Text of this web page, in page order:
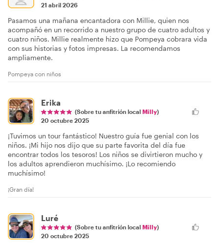
21 abril 2026
Pasamos una mañana encantadora con Millie, quien nos
acompañó en un recorrido a nuestro grupo de cuatro adultos y
cuatro niños. Millie realmente hizo que Pompeya cobrara vida
con sus historias y fotos impresas. La recomendamos
ampliamente.
Pompeya con niños
Erika
(Sobre tu anfitrión local Milly)
20 octubre 2025
¡Tuvimos un tour fantástico! Nuestro guía fue genial con los
niños. ¡Mi hijo nos dijo que su parte favorita del día fue
encontrar todos los tesoros! Los niños se divirtieron mucho y
los adultos aprendieron muchísimo. ¡Lo recomiendo
muchísimo!
¡Gran día!
Luré
(Sobre tu anfitrión local Milly)
20 octubre 2025